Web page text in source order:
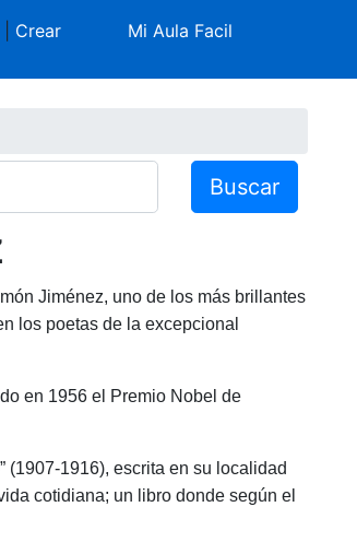
Crear
Mi Aula Facil
Buscar
Jiménez, uno de los más brillantes
los poetas de la excepcional
en 1956 el Premio Nobel de
(1907-1916), escrita en su localidad
cotidiana; un libro donde según el